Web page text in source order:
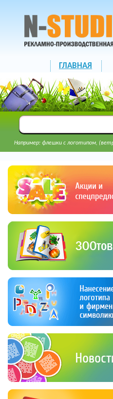
ГЛАВНАЯ
Например: флешки с логотипом,